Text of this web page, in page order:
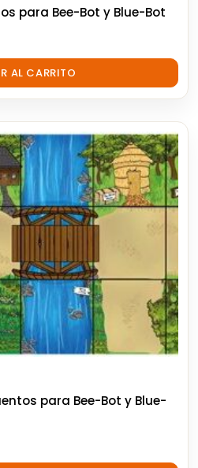
para Bee-Bot y Blue-Bot
AL CARRITO
para Bee-Bot y Blue-